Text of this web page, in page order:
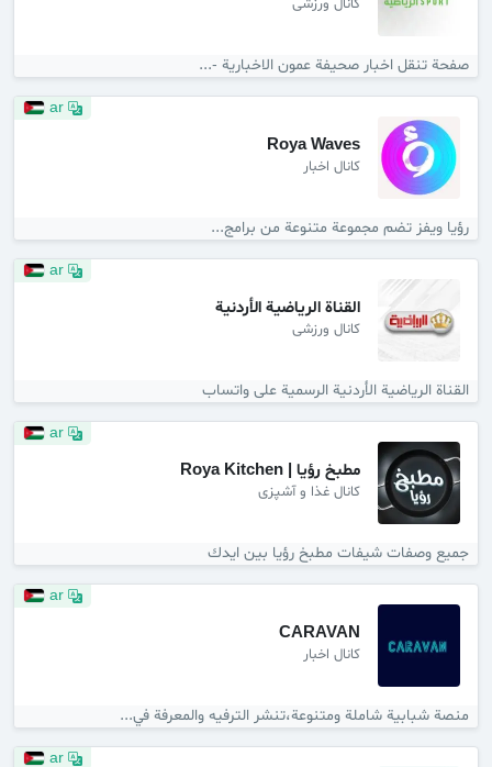
کانال ورزشی
صفحة تنقل اخبار صحيفة عمون الاخبارية -...
Roya Waves
کانال اخبار
رؤيا ويفز تضم مجموعة متنوعة من برامج...
القناة الرياضية الأردنية
کانال ورزشی
القناة الرياضية الأردنية الرسمية على واتساب
مطبخ رؤيا | Roya Kitchen
کانال غذا و آشپزی
جميع وصفات شيفات مطبخ رؤيا بين ايدك
CARAVAN
کانال اخبار
منصة شبابية شاملة ومتنوعة،تنشر الترفيه والمعرفة في...